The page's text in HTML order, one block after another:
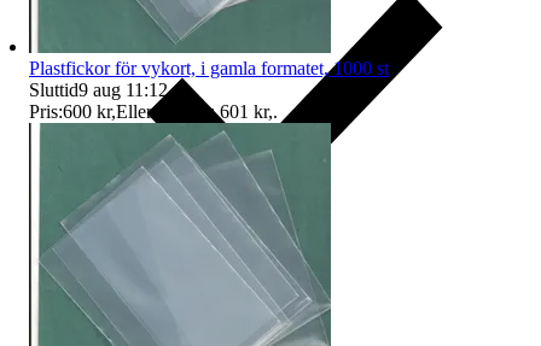
Plastfickor för vykort, i gamla formatet, 1000 st
Sluttid9 aug 11:12.
Pris:600 kr,Eller Köp nu 601 kr,.